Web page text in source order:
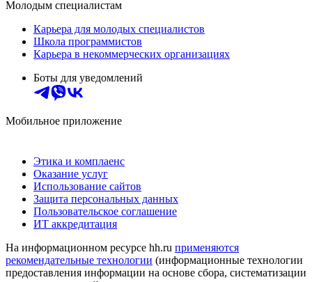
Молодым специалистам
Карьера для молодых специалистов
Школа программистов
Карьера в некоммерческих организациях
Боты для уведомлений
Мобильное приложение
Этика и комплаенс
Оказание услуг
Использование сайтов
Защита персональных данных
Пользовательское соглашение
ИТ аккредитация
На информационном ресурсе hh.ru применяются
рекомендательные технологии (информационные технологии
предоставления информации на основе сбора, систематизации